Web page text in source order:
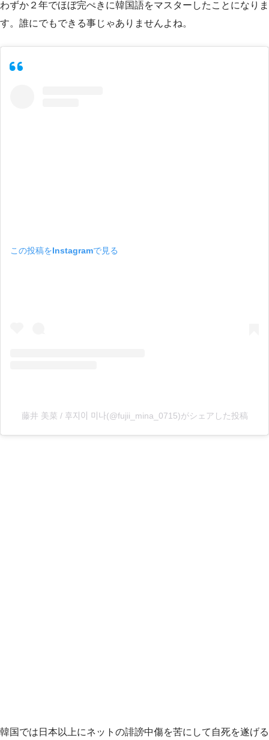
わずか２年でほぼ完ぺきに韓国語をマスターしたことになりま
す。誰にでもできる事じゃありませんよね。
この投稿をInstagramで見る
藤井 美菜 / 후지이 미나(@fujii_mina_0715)がシェアした投稿
韓国では日本以上にネットの誹謗中傷を苦にして自死を遂げる